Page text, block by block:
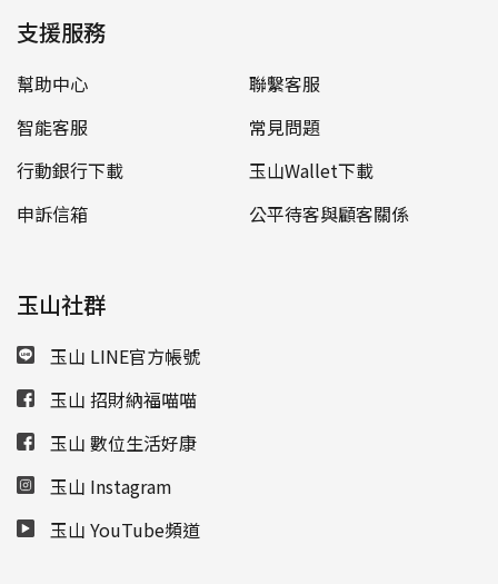
支援服務
幫助中心
聯繫客服
智能客服
常見問題
行動銀行下載
玉山Wallet下載
申訴信箱
公平待客與顧客關係
玉山社群
玉山 LINE官方帳號
玉山 招財納福喵喵
玉山 數位生活好康
玉山 Instagram
玉山 YouTube頻道